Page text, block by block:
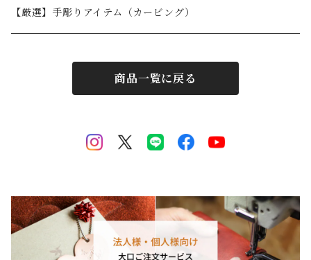
【厳選】手彫りアイテム（カービング）
商品一覧に戻る